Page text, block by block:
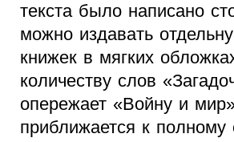
текста было написано
можно издавать
книжек в мягких
количеству слов
опережает «Войну и
приближается к полному